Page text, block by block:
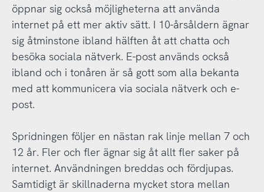
öppnar sig också möjligheterna att använda
internet på ett mer aktiv sätt. I 10-årsåldern ägnar
sig åtminstone ibland hälften åt att chatta och
besöka sociala nätverk. E-post används också
ibland och i tonåren är så gott som alla bekanta
med att kommunicera via sociala nätverk och e-
post.
Spridningen följer en nästan rak linje mellan 7 och
12 år. Fler och fler ägnar sig åt allt fler saker på
internet. Användningen breddas och fördjupas.
Samtidigt är skillnaderna mycket stora mellan